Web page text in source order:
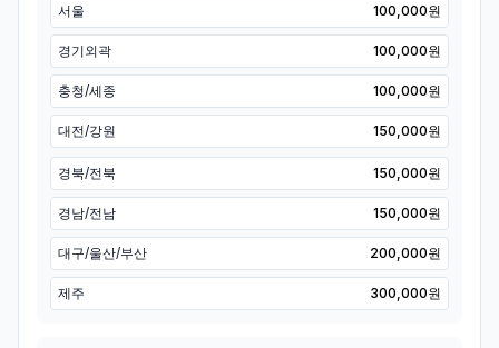
서울 100,000원
경기외곽 100,000원
충청/세종 100,000원
대전/강원 150,000원
경북/전북 150,000원
경남/전남 150,000원
대구/울산/부산 200,000원
제주 300,000원